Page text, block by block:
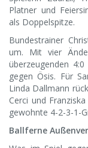
Platner und
als Doppelspitze.
Bundestrainer
um. Mit vier
überzeugenden
gegen Ösis. Für
Linda Dallmann
Cerci und
gewohnte 4-2-3-1-
Ballferne